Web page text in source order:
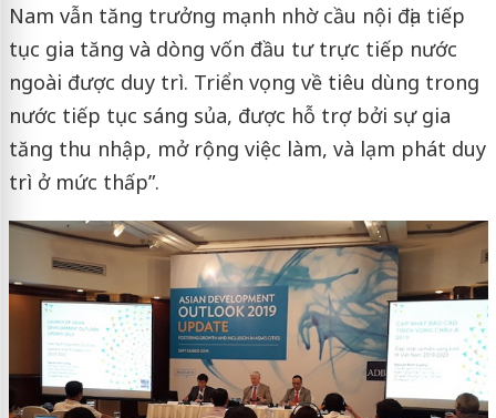
Nam vẫn tăng trưởng mạnh nhờ cầu nội địa tiếp
tục gia tăng và dòng vốn đầu tư trực tiếp nước
ngoài được duy trì. Triển vọng về tiêu dùng trong
nước tiếp tục sáng sủa, được hỗ trợ bởi sự gia
tăng thu nhập, mở rộng việc làm, và lạm phát duy
trì ở mức thấp”.